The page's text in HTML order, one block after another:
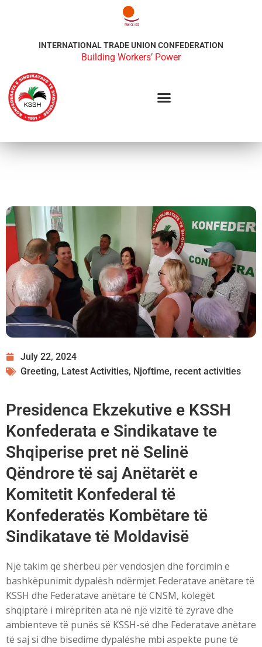
INTERNATIONAL TRADE UNION CONFEDERATION
Building Workers’ Power
July 22, 2024
Greeting, Latest Activities, Njoftime, recent activities
Presidenca Ekzekutive e KSSH
Konfederata e Sindikatave te
Shqiperise pret në Selinë
Qëndrore të saj Anëtarët e
Komitetit Konfederal të
Konfederatës Kombëtare të
Sindikatave të Moldavisë
Një takim që shërbeu për vendosjen dhe forcimin e
bashkëpunimit dypalësh ndërmjet Federatave anëtare të
KSSH dhe Federatave anëtare të CNSM, kolegët
shqiptarë i mirëpritën ata në një vizitë të zyrave dhe
ambienteve të punës së KSSH-së dhe Federatave anëtare
të saj si dhe bisedime dypalëshe mbi aspekte pune të